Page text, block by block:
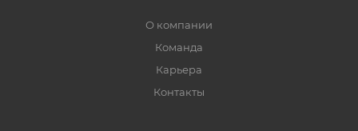
О компании
Команда
Карьера
Контакты